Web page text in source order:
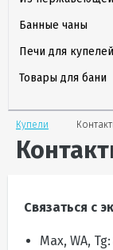
Банные чаны
Печи для купелей
Товары для бани
Купели
Связаться с
Max, WA, Tg: